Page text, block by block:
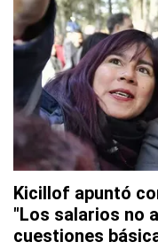
Kicillof apuntó
"Los salarios no
cuestiones